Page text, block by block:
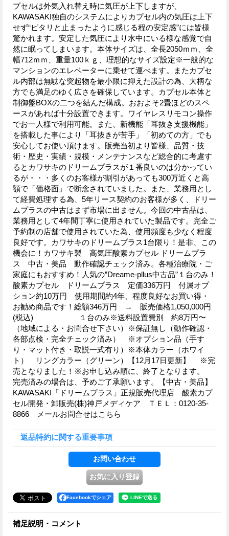
プセルは外気入れ替え時に気圧が上下しますが、
KAWASAKI独自のシステムによりカプセル内の気圧は上下
せず“ピタリと止まったように感じる程の安定感”には皆様
驚かれます。安定した気圧により水中にいる様な感覚で自
然に眠ってしまいます。本体サイズは、全長2050ｍｍ、全
幅712ｍｍ、重量100ｋｇ、理想的なサイズ設定※一般的な
マンションのエレベーターに乗せて運べます。またカプセ
ル内部は無駄な突起物を最小限に抑えた設計の為、大柄な
方でも満足のゆく広さを確保しています。カプセル本体と
制御盤BOXの二つを結んだ構成。おおよそ2畳ほどのスペ
ースがあれば十分設置できます。ワイヤレスリモコン操作
でお一人様で利用可能。また、新機能「耳抜き支援機能」
を搭載した事により「耳抜きが苦手」「初めての方」でも
安心してお使い頂けます。販売当初より皆様、品質・技
術・歴史・実績・規模・メンテナンスなど総合的に考慮す
るとカワサキのドリームプラスが１番良いのは分かってい
るが・・・多くのお客様が割引があっても300万近くと高
額で「価格面」で断念されていました。また、業務用とし
て経費処理する為、5年リース契約のお客様が多く、ドリー
ムプラスの中古はまず市場に出ません。今回の中古品は、
業務用として4年間丁寧に使用されていた製品です。完全ご
予約制の店舗で使用されていた為、使用頻度も少なく程度
良好です。カワサキのドリームプラス1台限り！是非、この
機会に！カワサキ製 高気圧酸素カプセル ドリームプラ
ス 中古・美品 動作確認チェック済み。各種治療院・ご
家庭にもおすすめ！人気の”Dreame-pllus中古品”１台のみ！
酸素カプセル ドリームプラス 定価336万円 付属オプ
ション約10万円 使用期間約4年、程度良好なお買い得・
お勧め商品です！総額346万円 → 販売価格1,050,000円
(税込) １台のみ※送料設置費別 約8万円〜
（地域による・お問合せ下さい）※保証無し（動作確認・
各部点検・完全チェック済み） ※オプション品（手す
り・マット付き・取説一式有り）※本体カラー（ホワイ
ト） リングカラー（グリーン）【12月17日更新】 ※完
売となりました！※お申し込み順に、終了となります。
完売済みの場合は、予めご了承願います。【中古・美品】
KAWASAKI「ドリームプラス」正規販売代理店 酸素カプ
セル開発・卸販売(株)神戸メディケア ＴＥＬ：0120-35-
8866 メールお問合せはこちら
返品特約に関する重要事項
Facebookでシェア
補足説明・コメント